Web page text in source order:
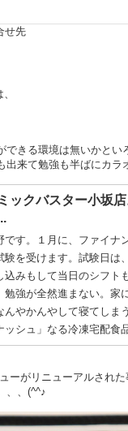
せ先
きる環境は無いかと
来て勉強も半ばにカラ
ックバスター小坂
です。１月に、ファイナ
験を受けます。試験日は
込みもして当日のシフト
勉強が全然進まない。家
んやかんやして寝てしま
ッシュ」なる冷凍宅配食
ーがリニューアルされ
、、(^^♪